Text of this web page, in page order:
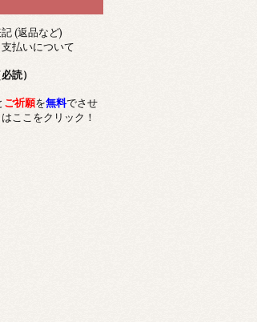
(返品など)
払いについて
読）
ご祈願を無料でさせ
ここをクリック！